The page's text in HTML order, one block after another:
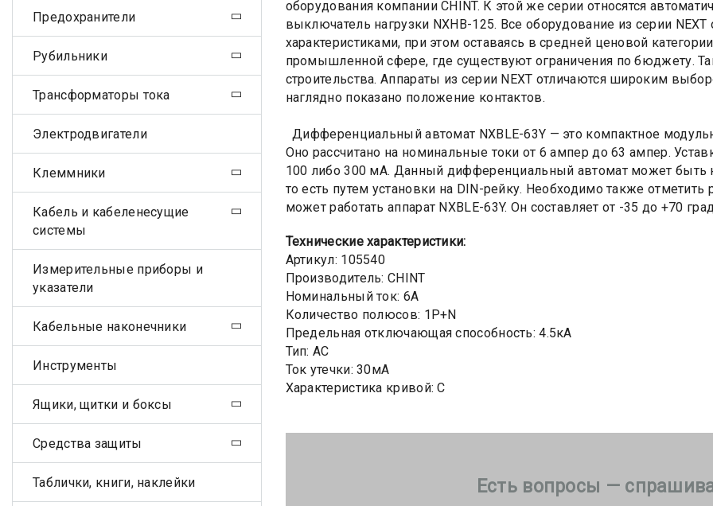
оборудования компании CHINT. К этой же серии относятся
выключатель нагрузки NXHB-125. Все оборудование из серии
характеристиками, при этом оставаясь в средней ценовой
промышленной сфере, где существуют ограничения по бюджету.
строительства. Аппараты из серии NEXT отличаются широким
наглядно показано положение контактов.
Дифференциальный автомат NXBLE-63Y — это компактное
Оно рассчитано на номинальные токи от 6 ампер до 63 ампер.
100 либо 300 мА. Данный дифференциальный автомат может быть
то есть путем установки на DIN-рейку. Необходимо также
может работать аппарат NXBLE-63Y. Он составляет от -35 до +70
Технические характеристики:
Артикул: 105540
Производитель: CHINT
Номинальный ток: 6А
Количество полюсов: 1P+N
Предельная отключающая способность: 4.5кА
Тип: AC
Ток утечки: 30мА
Характеристика кривой: C
Есть вопросы —
Предохранители
Рубильники
Трансформаторы тока
Электродвигатели
Клеммники
Кабель и кабеленесущие
системы
Измерительные приборы и
указатели
Кабельные наконечники
Инструменты
Ящики, щитки и боксы
Средства защиты
Таблички, книги, наклейки